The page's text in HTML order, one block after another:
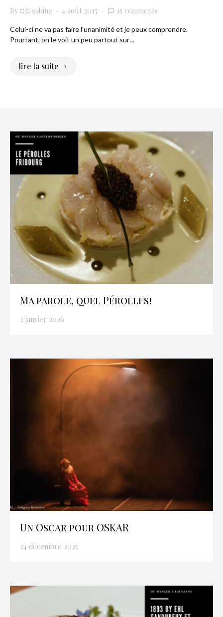
By sabine 4 août 2017 15 comments
Celui-ci ne va pas faire l’unanimité et je peux comprendre.
Pourtant, on le voit un peu partout sur…
lire la suite
Ma parole, quel Pérolles!
2 janvier 2026
Un Oscar pour OSKAR
24 décembre 2025